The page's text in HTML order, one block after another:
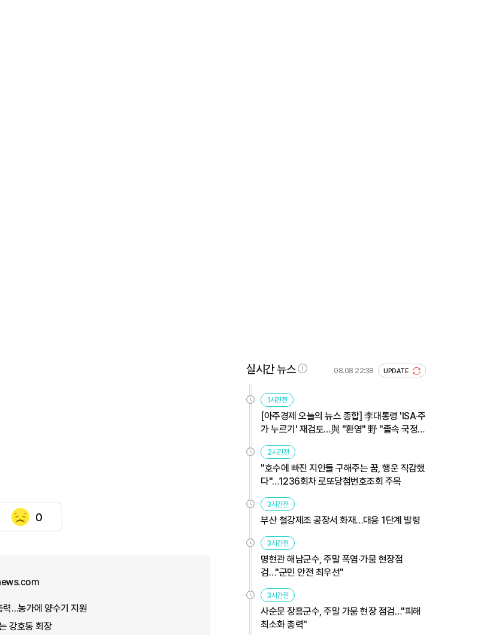
0
력…농가에 양수기 지원
강호동 회장
실시간 뉴스 08.08 22:38 UPDATE
1시간전
[아주경제 오늘의 뉴스 종합] 李대통령 'ISA·주
가 누르기' 재검토…與 "환영" 野 "졸속 국정"
外
2시간전
"호수에 빠진 지인들 구해주는 꿈, 행운 직감했
다"…1236회차 로또당첨번호조회 주목
3시간전
부산 철강제조 공장서 화재…대응 1단계 발령
3시간전
명현관 해남군수, 주말 폭염·가뭄 현장점
검…"군민 안전 최우선"
3시간전
사순문 장흥군수, 주말 가뭄 현장 점검…"피해
최소화 총력"